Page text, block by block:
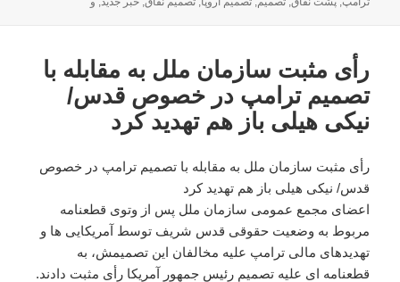
رأی مثبت سازمان ملل به مقابله با
تصمیم ترامپ در خصوص قدس/
نیکی هیلی باز هم تهدید کرد
رأی مثبت سازمان ملل به مقابله با تصمیم ترامپ در خصوص
قدس/ نیکی هیلی باز هم تهدید کرد
اعضای مجمع عمومی سازمان ملل پس از وتوی قطعنامه
مربوط به وضعیت حقوقی قدس شریف توسط آمریکایی ها و
تهدیدهای مالی ترامپ علیه مخالفان این تصمیمش، به
قطعنامه ای علیه تصمیم رئیس جمهور آمریکا رأی مثبت دادند.